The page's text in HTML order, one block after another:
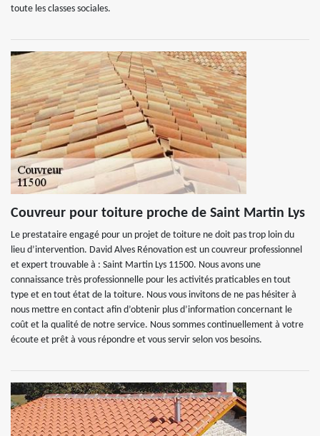
toute les classes sociales.
Couvreur pour toiture proche de Saint Martin Lys
Le prestataire engagé pour un projet de toiture ne doit pas trop loin du
lieu d’intervention. David Alves Rénovation est un couvreur professionnel
et expert trouvable à : Saint Martin Lys 11500. Nous avons une
connaissance très professionnelle pour les activités praticables en tout
type et en tout état de la toiture. Nous vous invitons de ne pas hésiter à
nous mettre en contact afin d’obtenir plus d’information concernant le
coût et la qualité de notre service. Nous sommes continuellement à votre
écoute et prêt à vous répondre et vous servir selon vos besoins.